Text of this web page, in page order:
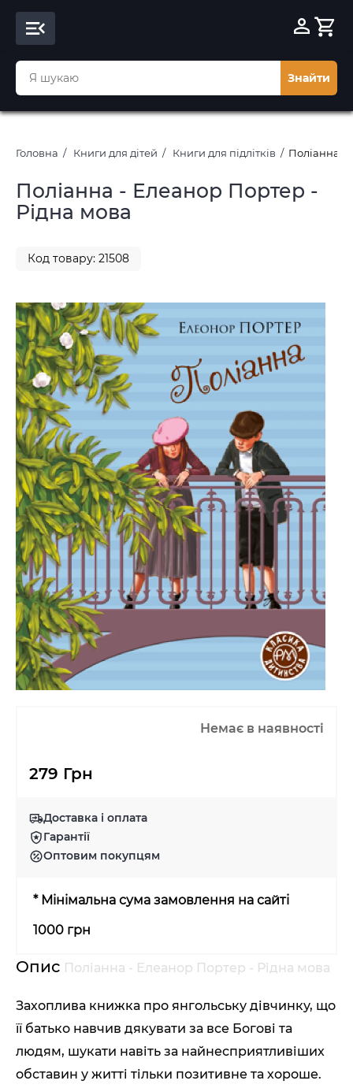
Знайти
Головна Книги для дітей Книги для підлітків Поліанна -
Поліанна - Елеанор Портер -
Рідна мова
Код товару: 21508
Немає в наявності
279 Грн
Доставка і оплата
Гарантії
Оптовим покупцям
* Мінімальна сума замовлення на сайті
1000 грн
Опис Поліанна - Елеанор Портер - Рідна мова
Захоплива книжка про янгольську дівчинку, що
її батько навчив дякувати за все Богові та
людям, шукати навіть за найнесприятливіших
обставин у житті тільки позитивне та хороше.